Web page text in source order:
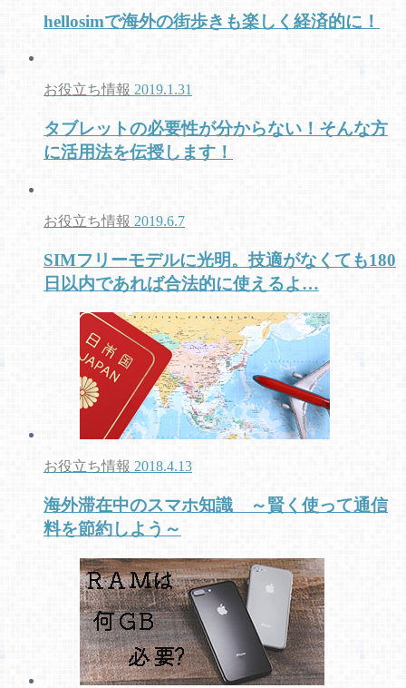
hellosimで海外の街歩きも楽しく経済的に！
お役立ち情報 2019.1.31
タブレットの必要性が分からない！そんな方
に活用法を伝授します！
お役立ち情報 2019.6.7
SIMフリーモデルに光明。技適がなくても180
日以内であれば合法的に使えるよ…
お役立ち情報 2018.4.13
海外滞在中のスマホ知識 ～賢く使って通信
料を節約しよう～